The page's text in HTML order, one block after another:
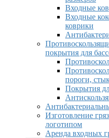
Входные
Входные
коврики
покрытия для
пороги,
Покрытия
Изготовление
логотипом
Аренда входных